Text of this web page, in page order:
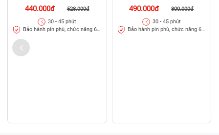
440.000đ 528.000đ
30 - 45 phút
Bảo hành pin phù, chức năng 6
490.000đ 800.000đ
30 - 45 phút
Bảo hành pin phù, chức năng 6